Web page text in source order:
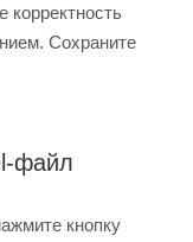
корректность
Сохраните
файл
кнопку